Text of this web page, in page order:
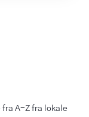
fra A-Z fra lokale